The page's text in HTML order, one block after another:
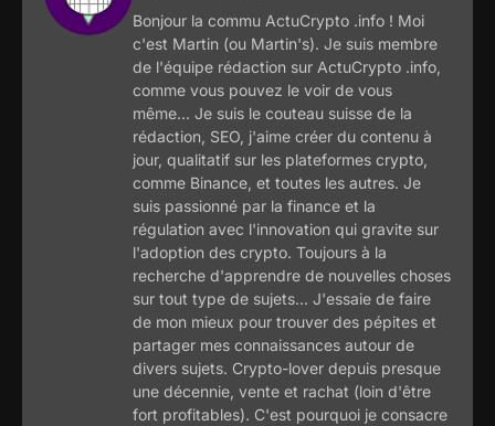
Bonjour la commu ActuCrypto .info ! Moi
c'est Martin (ou Martin's). Je suis membre
de l'équipe rédaction sur ActuCrypto .info,
comme vous pouvez le voir de vous
même... Je suis le couteau suisse de la
rédaction, SEO, j'aime créer du contenu à
jour, qualitatif sur les plateformes crypto,
comme Binance, et toutes les autres. Je
suis passionné par la finance et la
régulation avec l'innovation qui gravite sur
l'adoption des crypto. Toujours à la
recherche d'apprendre de nouvelles choses
sur tout type de sujets... J'essaie de faire
de mon mieux pour trouver des pépites et
partager mes connaissances autour de
divers sujets. Crypto-lover depuis presque
une décennie, vente et rachat (loin d'être
fort profitables). C'est pourquoi je consacre